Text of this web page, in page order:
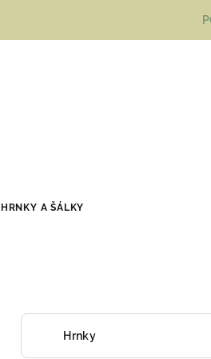
HRNKY A ŠÁLKY
Hrnky